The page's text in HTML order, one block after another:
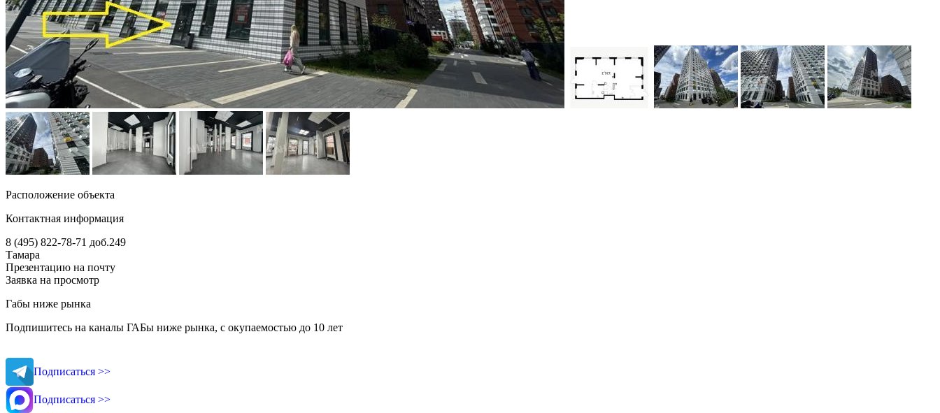
Расположение объекта
Контактная информация
8 (495) 822-78-71 доб.249
Тамара
Презентацию на почту
Заявка на просмотр
Габы ниже рынка
Подпишитесь на каналы ГАБы ниже рынка, с окупаемостью до 10 лет
Подписаться >>
Подписаться >>